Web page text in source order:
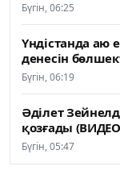
Бүгін, 06:25
Үндістанда аю
денесін
Бүгін, 06:19
Әділет
қозғады
Бүгін, 05:47